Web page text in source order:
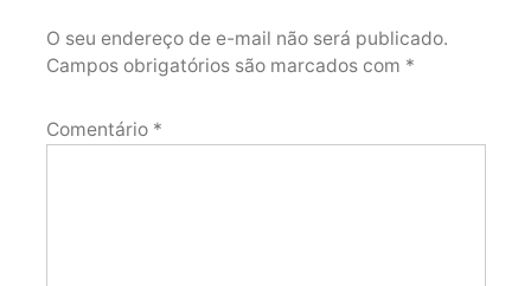
O seu endereço de e-mail não será publicado.
Campos obrigatórios são marcados com *
Comentário *